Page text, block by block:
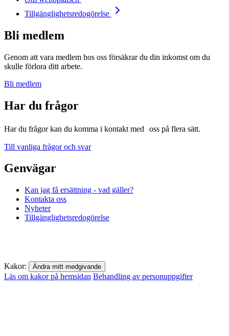
Tillgänglighetsredogörelse
Bli medlem
Genom att vara medlem hos oss försäkrar du din inkomst om du
skulle förlora ditt arbete.
Bli medlem
Har du frågor
Har du frågor kan du komma i kontakt med oss på flera sätt.
Till vanliga frågor och svar
Genvägar
Kan jag få ersättning - vad gäller?
Kontakta oss
Nyheter
Tillgänglighetsredogörelse
Kakor: Ändra mitt medgivande
Läs om kakor på hemsidan Behandling av personuppgifter